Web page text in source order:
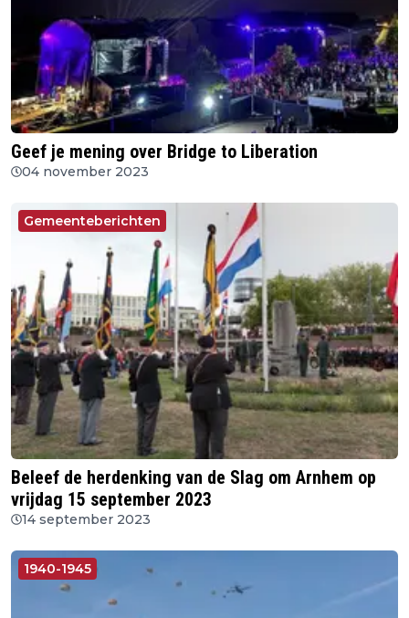
Geef je mening over Bridge to Liberation
04 november 2023
Gemeenteberichten
Beleef de herdenking van de Slag om Arnhem op
vrijdag 15 september 2023
14 september 2023
1940-1945